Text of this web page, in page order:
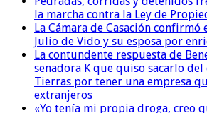
la marcha contra la Ley de
La Cámara de Casación
Julio de Vido y su esposa por
La contundente respuesta de
senadora K que quiso sacarlo del
Tierras por tener una empresa
extranjeros
«Yo tenía mi propia droga, creo